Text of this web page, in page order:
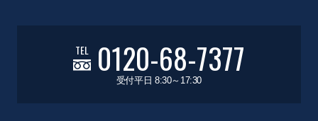
TEL 0120-68-7377
受付平日 8:30～17:30